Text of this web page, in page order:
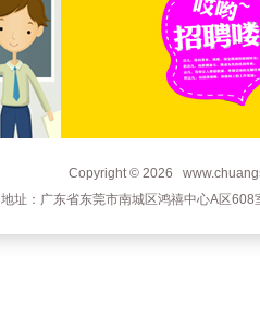
Copyright © 2026
地址：广东省东莞市南城区鸿禧中心A区